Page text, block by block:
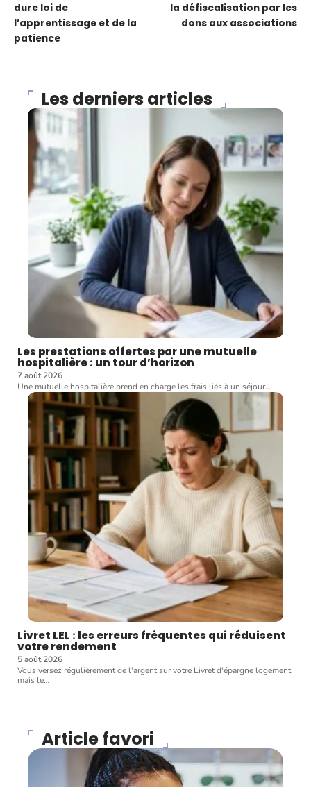
dure loi de
l’apprentissage et de la
patience
la défiscalisation par les
dons aux associations
Les derniers articles
Les prestations offertes par une mutuelle
hospitalière : un tour d’horizon
7 août 2026
Une mutuelle hospitalière prend en charge les frais liés à un séjour…
Livret LEL : les erreurs fréquentes qui réduisent
votre rendement
5 août 2026
Vous versez régulièrement de l'argent sur votre Livret d'épargne logement,
mais le…
Article favori